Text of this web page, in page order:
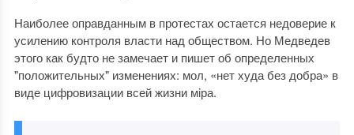
Наиболее оправданным в протестах остается недоверие к
усилению контроля власти над обществом. Но Медведев
этого как будто не замечает и пишет об определенных
"положительных" изменениях: мол, «нет худа без добра» в
виде цифровизации всей жизни мiра.